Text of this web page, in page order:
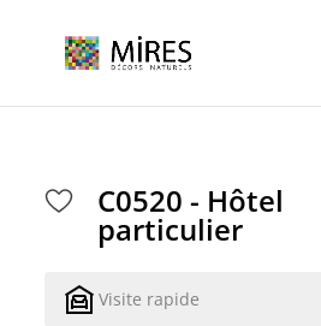
C0520 - Hôtel
particulier
Visite rapide